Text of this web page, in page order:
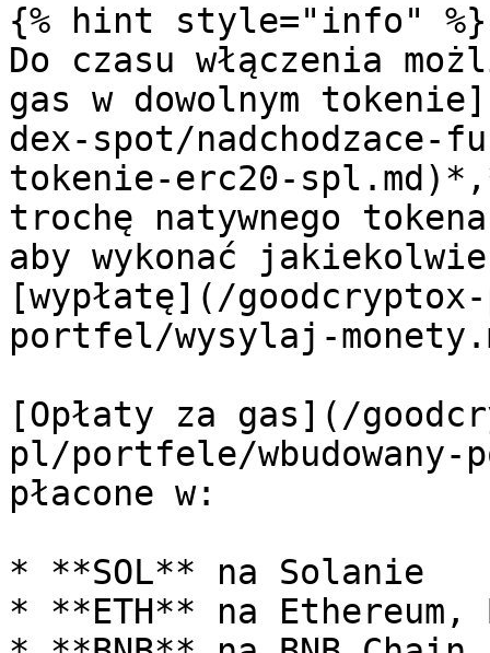
{% hint style="info" %}
Do czasu włączenia
gas w dowolnym
dex-spot/nadchodzace-
tokenie-erc20-
trochę natywnego
aby wykonać
[wypłatę](/
portfel/wysylaj-
[Opłaty za gas](/
pl/portfele/
płacone w:
* **SOL** na Solanie
* **ETH** na